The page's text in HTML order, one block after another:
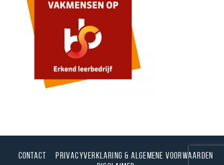
Contact
Privacyverklaring & Algemene voorwaarden